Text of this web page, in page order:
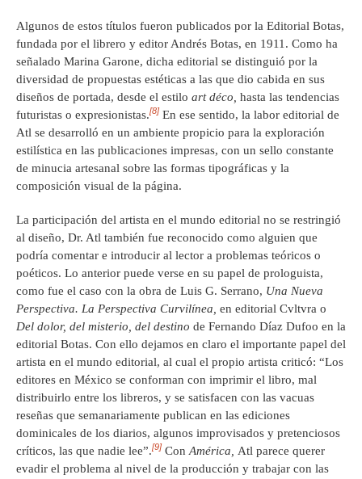
Algunos de estos títulos fueron publicados por la Editorial Botas,
fundada por el librero y editor Andrés Botas, en 1911. Como ha
señalado Marina Garone, dicha editorial se distinguió por la
diversidad de propuestas estéticas a las que dio cabida en sus
diseños de portada, desde el estilo art déco, hasta las tendencias
futuristas o expresionistas.[8] En ese sentido, la labor editorial de
Atl se desarrolló en un ambiente propicio para la exploración
estilística en las publicaciones impresas, con un sello constante
de minucia artesanal sobre las formas tipográficas y la
composición visual de la página.
La participación del artista en el mundo editorial no se restringió
al diseño, Dr. Atl también fue reconocido como alguien que
podría comentar e introducir al lector a problemas teóricos o
poéticos. Lo anterior puede verse en su papel de prologuista,
como fue el caso con la obra de Luis G. Serrano, Una Nueva
Perspectiva. La Perspectiva Curvilínea, en editorial Cvltvra o
Del dolor, del misterio, del destino de Fernando Díaz Dufoo en la
editorial Botas. Con ello dejamos en claro el importante papel del
artista en el mundo editorial, al cual el propio artista criticó: “Los
editores en México se conforman con imprimir el libro, mal
distribuirlo entre los libreros, y se satisfacen con las vacuas
reseñas que semanariamente publican en las ediciones
dominicales de los diarios, algunos improvisados y pretenciosos
críticos, las que nadie lee”.[9] ConAmérica, Atl parece querer
evadir el problema al nivel de la producción y trabajar con las